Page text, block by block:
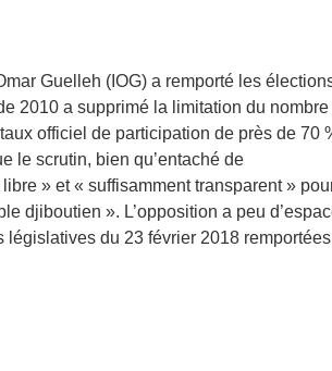
Guelleh (IOG) a remporté les
2010 a supprimé la limitation du nombre
officiel de participation de près de 70
le scrutin, bien qu’entaché de
» et « suffisamment transparent »
djiboutien ». L’opposition a peu
du 23 février 2018 remportées